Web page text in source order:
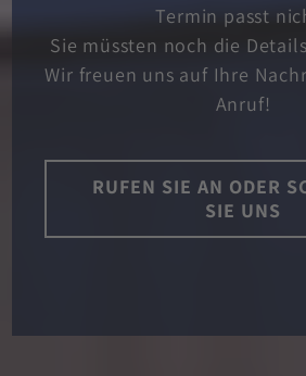
Termin passt
Sie müssten noch die
Wir freuen uns auf Ihre
Anruf!
RUFEN SIE AN ODER
SIE UNS